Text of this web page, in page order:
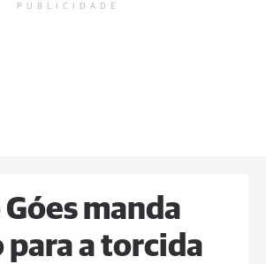
PUBLICIDADE
manda
para a torcida